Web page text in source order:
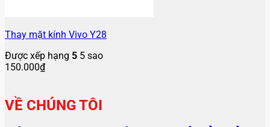
Thay mặt kính Vivo Y28
Được xếp hạng 5 5 sao
150.000₫
VỀ CHÚNG TÔI